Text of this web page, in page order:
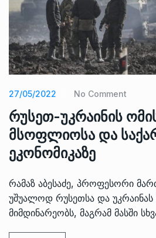
27/05/2022 No Comment
რუსეთ-უკრაინის
მსოფლიოსა და
ეკონომიკაზე
რამაზ აბესაძე, პროფესორი
უშუალოდ რუსეთსა და
მიმდინარეობს, მაგრამ მასში